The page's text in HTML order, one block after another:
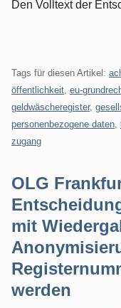
Den Volltext der
Tags für diesen Artikel:
öffentlichkeit eu-
geldwäscheregister,
personenbezogene daten
zugang
OLG
mit
werden